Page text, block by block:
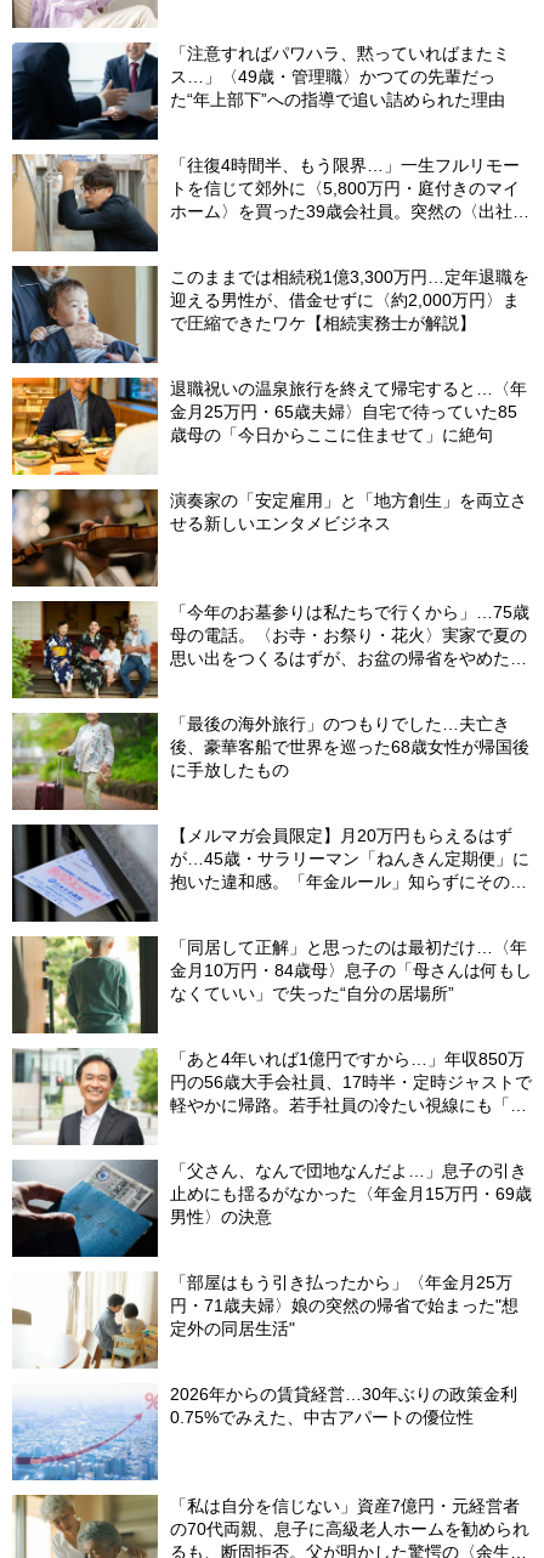
「注意すればパワハラ、黙っていればまたミ
ス…」〈49歳・管理職〉かつての先輩だっ
た“年上部下”への指導で追い詰められた理由
「往復4時間半、もう限界…」一生フルリモー
トを信じて郊外に〈5,800万円・庭付きのマイ
ホーム〉を買った39歳会社員。突然の〈出社
このままでは相続税1億3,300万円…定年退職を
迎える男性が、借金せずに〈約2,000万円〉ま
で圧縮できたワケ【相続実務士が解説】
退職祝いの温泉旅行を終えて帰宅すると…〈年
金月25万円・65歳夫婦〉自宅で待っていた85
歳母の「今日からここに住ませて」に絶句
演奏家の「安定雇用」と「地方創生」を両立さ
せる新しいエンタメビジネス
「今年のお墓参りは私たちで行くから」…75歳
母の電話。〈お寺・お祭り・花火〉実家で夏の
思い出をつくるはずが、お盆の帰省をやめた理
「最後の海外旅行」のつもりでした…夫亡き
後、豪華客船で世界を巡った68歳女性が帰国後
に手放したもの
【メルマガ会員限定】月20万円もらえるはず
が…45歳・サラリーマン「ねんきん定期便」に
抱いた違和感。「年金ルール」知らずにそのま
「同居して正解」と思ったのは最初だけ…〈年
金月10万円・84歳母〉息子の「母さんは何もし
なくていい」で失った“自分の居場所”
「あと4年いれば1億円ですから…」年収850万
円の56歳大手会社員、17時半・定時ジャストで
軽やかに帰路。若手社員の冷たい視線にも「だ
「父さん、なんで団地なんだよ…」息子の引き
止めにも揺るがなかった〈年金月15万円・69歳
男性〉の決意
「部屋はもう引き払ったから」〈年金月25万
円・71歳夫婦〉娘の突然の帰省で始まった"想
定外の同居生活"
2026年からの賃貸経営…30年ぶりの政策金利
0.75%でみえた、中古アパートの優位性
「私は自分を信じない」資産7億円・元経営者
の70代両親、息子に高級老人ホームを勧められ
るも、断固拒否。父が明かした驚愕の〈余生計